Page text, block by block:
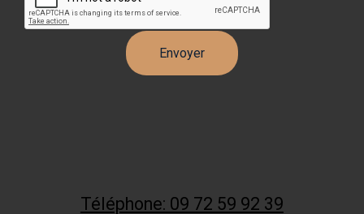
Téléphone: 09 72 59 92 39